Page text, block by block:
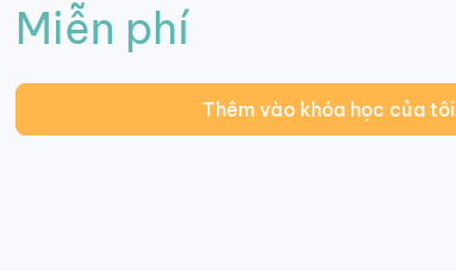
Miễn phí
Thêm vào khóa học của tôi